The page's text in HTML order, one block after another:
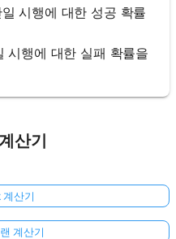
시행에 대한 성공 확률
행에 대한 실패 확률을
산기
계산기
계산기